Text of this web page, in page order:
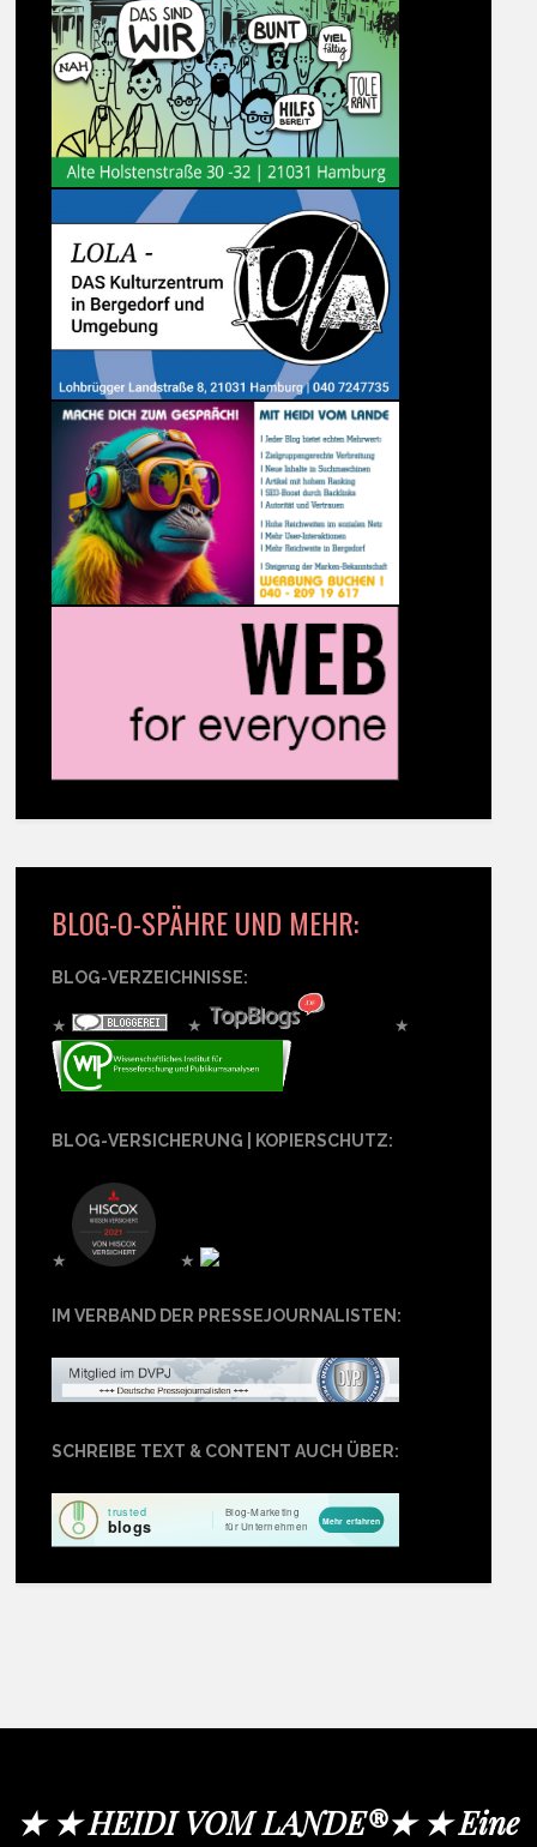
BLOG-O-SPÄHRE UND MEHR:
BLOG-VERZEICHNISSE:
★ ★ ★
BLOG-VERSICHERUNG | KOPIERSCHUTZ:
★ ★
IM VERBAND DER PRESSEJOURNALISTEN:
SCHREIBE TEXT & CONTENT AUCH ÜBER:
★ ★ HEIDI VOM LANDE®★ ★ Eine